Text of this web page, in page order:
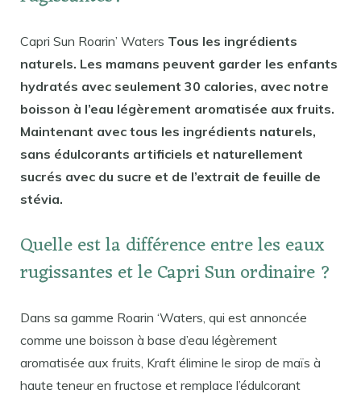
Capri Sun Roarin’ Waters Tous les ingrédients
naturels. Les mamans peuvent garder les enfants
hydratés avec seulement 30 calories, avec notre
boisson à l’eau légèrement aromatisée aux fruits.
Maintenant avec tous les ingrédients naturels,
sans édulcorants artificiels et naturellement
sucrés avec du sucre et de l’extrait de feuille de
stévia.
Quelle est la différence entre les eaux
rugissantes et le Capri Sun ordinaire ?
Dans sa gamme Roarin ‘Waters, qui est annoncée
comme une boisson à base d’eau légèrement
aromatisée aux fruits, Kraft élimine le sirop de maïs à
haute teneur en fructose et remplace l’édulcorant